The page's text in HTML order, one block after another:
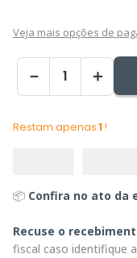
Veja mais opções de
＋
－
Restam apenas1!
📦 Confira no ato da
Recuse o
fiscal caso identifique